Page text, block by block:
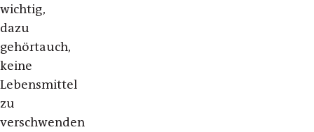
wichtig,
dazu
gehörtauch,
keine
Lebensmittel
zu
verschwenden